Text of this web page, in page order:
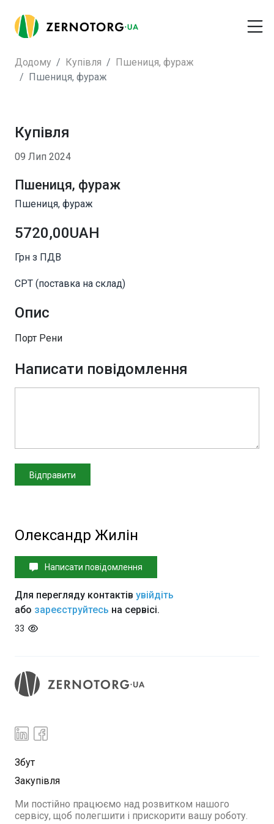
Додому Купівля
Пшениця, фураж
Пшениця, фураж
Купівля
09 Лип 2024
Пшениця, фураж
Пшениця, фураж
5720,00UAH
Грн з ПДВ
CPT (поставка на склад)
Опис
Порт Рени
Написати повідомлення
Олександр Жилін
Написати повідомлення
Для перегляду контактів увійдіть
або зареєструйтесь на сервісі.
33
Збут
Закупівля
Ми постійно працюємо над розвитком нашого
сервісу, щоб полегшити і прискорити вашу роботу.